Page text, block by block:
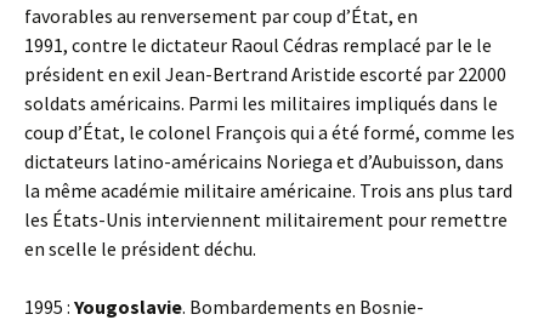
favorables au renversement par coup d’État, en
1991, contre le dictateur Raoul Cédras remplacé par le le
président en exil Jean-Bertrand Aristide escorté par 22000
soldats américains. Parmi les militaires impliqués dans le
coup d’État, le colonel François qui a été formé, comme les
dictateurs latino-américains Noriega et d’Aubuisson, dans
la même académie militaire américaine. Trois ans plus tard
les États-Unis interviennent militairement pour remettre
en scelle le président déchu.
1995 : Yougoslavie. Bombardements en Bosnie-